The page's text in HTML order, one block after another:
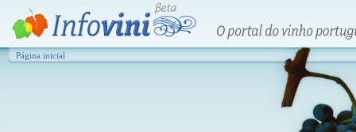
Página inicial